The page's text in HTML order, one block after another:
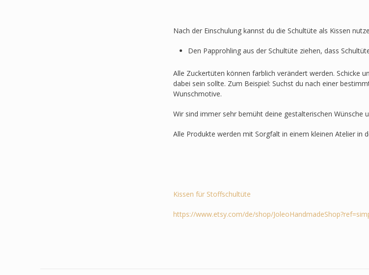
Nach der Einschulung kannst du die Schultüte als Kissen
Den Papprohling aus der Schultüte ziehen, dass
Alle Zuckertüten können farblich verändert werden. Schicke
dabei sein sollte. Zum Beispiel: Suchst du nach einer
Wunschmotive.
Wir sind immer sehr bemüht deine gestalterischen Wünsche
Alle Produkte werden mit Sorgfalt in einem kleinen Atelier in
Kissen für Stoffschultüte
https://www.etsy.com/de/shop/